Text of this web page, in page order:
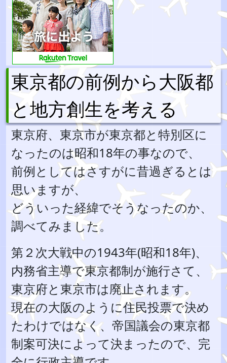
東京都の前例から大阪都
と地方創生を考える
東京府、東京市が東京都と特別区に
なったのは昭和18年の事なので、
前例としてはさすがに昔過ぎるとは
思いますが、
どういった経緯でそうなったのか、
調べてみました。
第２次大戦中の1943年(昭和18年)、
内務省主導で東京都制が施行さて、
東京府と東京市は廃止されます。
現在の大阪のように住民投票で決め
たわけではなく、帝国議会の東京都
制案可決によって決まったので、完